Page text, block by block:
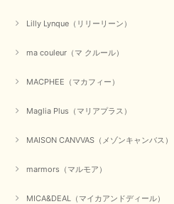
Lilly Lynque（リリーリーン）
ma couleur（マ クルール）
MACPHEE（マカフィー）
Maglia Plus（マリアプラス）
MAISON CANVVAS（メゾンキャンバス）
marmors（マルモア）
MICA&DEAL（マイカアンドディール）